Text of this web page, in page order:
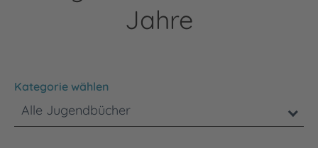
Jahre
Kategorie wählen
Alle Jugendbücher